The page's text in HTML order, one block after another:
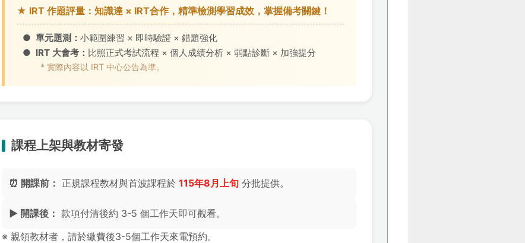
★ IRT 作題評量：知識達 × IRT合作，精準檢測學習成效，掌握備考關鍵！
● 單元題測： 小範圍練習 × 即時驗證 × 錯題強化
● IRT 大會考： 比照正式考試流程 × 個人成績分析 × 弱點診斷 × 加強提分
* 實際內容以 IRT 中心公告為準。
課程上架與教材寄發
⏰ 開課前： 正規課程教材與首波課程於 115年8月上旬 分批提供。
▶️ 開課後： 款項付清後約 3-5 個工作天即可觀看。
※ 親領教材者，請於繳費後3-5個工作天來電預約。